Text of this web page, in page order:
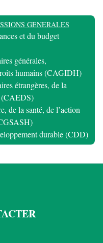
GENERALES
et du budget
générales,
humains (CAGIDH)
étrangères, de la
(CAEDS)
de la santé, de l’action
durable (CDD)